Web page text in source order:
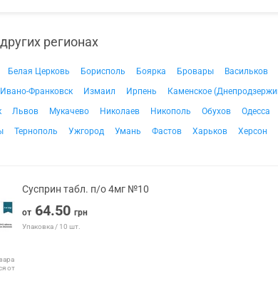
регионах
Белая Церковь Борисполь Боярка Бровары Васильков
Ивано-Франковск Измаил Ирпень Каменское
Львов Мукачево Николаев Никополь Обухов Одесса
Тернополь Ужгород Умань Фастов Харьков Херсон
от
Сусприн табл. п/о 4мг №10
от 64.50 грн
Упаковка / 10 шт.